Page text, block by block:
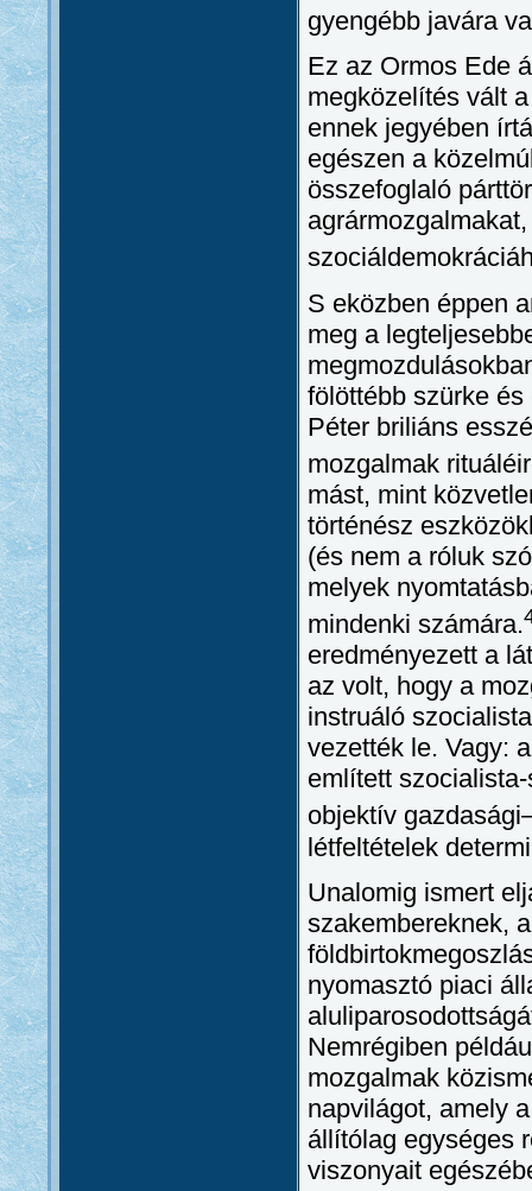
gyengébb javára
Ez az Ormos Ede
megközelítés vált
ennek jegyében
egészen a
összefoglaló
S eközben éppen
meg a
fölöttébb szürke
Péter briliáns
mozgalmak
mást, mint
történész
(és nem a róluk
melyek
mindenki számára.
eredményezett a
az volt, hogy a
instruáló
vezették le. Vagy:
említett
objektív
létfeltételek
Unalomig ismert
szakembereknek,
nyomasztó piaci
Nemrégiben
mozgalmak
napvilágot, amely
állítólag egységes
viszonyait